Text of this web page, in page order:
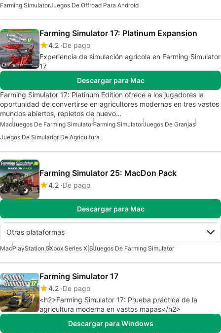
Farming SimulatorJuegos De Offroad Para Android
Farming Simulator 17: Platinum Expansion
4.2 De pago
Experiencia de simulación agrícola en Farming Simulator
17
Descargar para Mac
Farming Simulator 17: Platinum Edition ofrece a los jugadores la
oportunidad de convertirse en agricultores modernos en tres vastos
mundos abiertos, repletos de nuevo…
MacJuegos De Farming SimulatorFarming SimulatorJuegos De Granjas
Juegos De Simulador De Agricultura
Farming Simulator 25: MacDon Pack
4.2 De pago
Descargar para Mac
Otras plataformas
MacPlayStation 5Xbox Series X|SJuegos De Farming Simulator
Farming Simulator 17
4.2 De pago
<h2>Farming Simulator 17: Prueba práctica de la
agricultura moderna en vastos mapas</h2>
Descargar para Windows